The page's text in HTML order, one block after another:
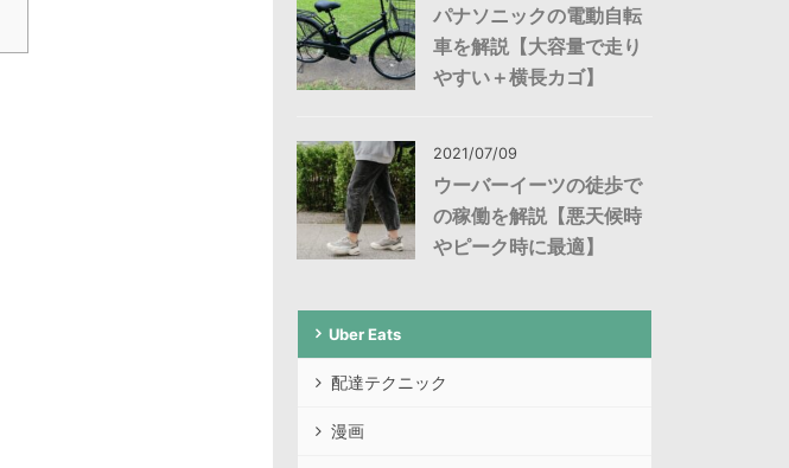
パナソニックの電動自転
車を解説【大容量で走り
やすい＋横長カゴ】
2021/07/09
ウーバーイーツの徒歩で
の稼働を解説【悪天候時
やピーク時に最適】
Uber Eats
配達テクニック
漫画